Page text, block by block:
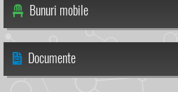
Bunuri mobile
Documente